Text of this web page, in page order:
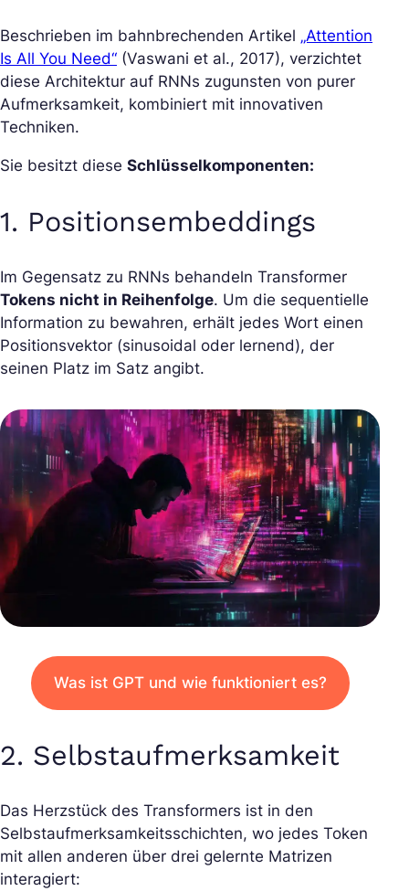
Beschrieben im bahnbrechenden Artikel „Attention
Is All You Need“ (Vaswani et al., 2017), verzichtet
diese Architektur auf RNNs zugunsten von purer
Aufmerksamkeit, kombiniert mit innovativen
Techniken.
Sie besitzt diese Schlüsselkomponenten:
1. Positionsembeddings
Im Gegensatz zu RNNs behandeln Transformer
Tokens nicht in Reihenfolge. Um die sequentielle
Information zu bewahren, erhält jedes Wort einen
Positionsvektor (sinusoidal oder lernend), der
seinen Platz im Satz angibt.
Was ist GPT und wie funktioniert es?
2. Selbstaufmerksamkeit
Das Herzstück des Transformers ist in den
Selbstaufmerksamkeitsschichten, wo jedes Token
mit allen anderen über drei gelernte Matrizen
interagiert: